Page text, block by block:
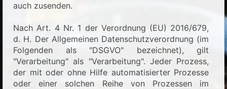
auch zusenden.
Nach Art. 4 Nr. 1 der Verordnung (EU) 2016/679,
d. H. Der Allgemeinen Datenschutzverordnung (im
Folgenden als "DSGVO" bezeichnet), gilt
"Verarbeitung" als "Verarbeitung". Jeder Prozess,
der mit oder ohne Hilfe automatisierter Prozesse
oder einer solchen Reihe von Prozessen im